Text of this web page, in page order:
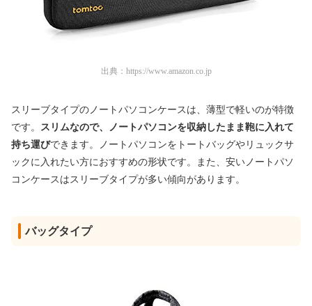
出典： https://www.amazon.co.jp
スリーブタイプのノートパソコンケースは、薄型で軽いのが特徴
です。 スリムなので、ノートパソコンを収納したまま鞄に入れて
持ち運びできます。ノートパソコンをトートバッグやリュックサ
ックに入れたい方におすすめの形状です。また、安いノートパソ
コンケースはスリーブタイプが多い傾向があります。
バッグタイプ